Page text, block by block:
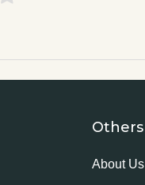
Others
About Us